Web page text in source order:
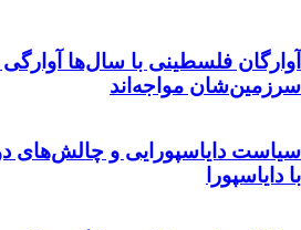
آوارگان فلسطینی با سال‌ها
سرزمين‌شان مواجه‌اند
سیاست دایاسپورایی و چالش‌های
با دایاسپورا